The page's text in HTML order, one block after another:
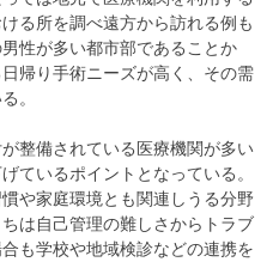
る所を調べ遠方から訪れる例も
性が多い都市部であることか
帰り手術ニーズが高く、その需
。
整備されている医療機関が多い
ているポイントとなっている。
や家庭環境とも関連しうる分野
は自己管理の難しさからトラブ
も学校や地域検診などの連携を